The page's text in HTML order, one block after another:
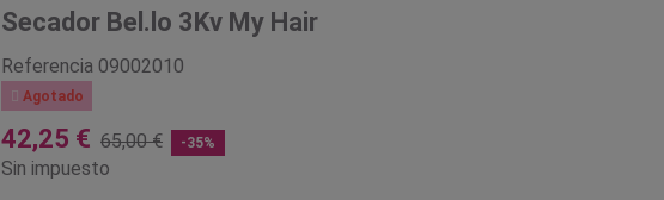
Secador Bel.lo 3Kv My Hair
Referencia 09002010
Agotado
42,25 € 65,00 € -35%
Sin impuesto